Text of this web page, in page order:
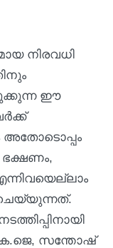
നിരവധി
ഈ
ഭക്ഷണം,
സന്തോഷ്